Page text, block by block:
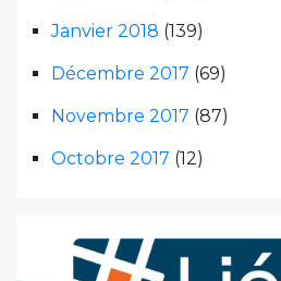
Janvier 2018 (139)
Décembre 2017 (69)
Novembre 2017 (87)
Octobre 2017 (12)